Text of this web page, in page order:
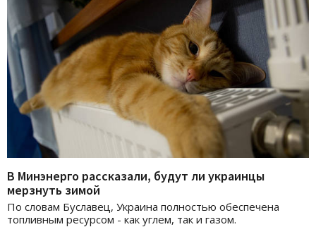
В Минэнерго рассказали, будут ли украинцы
мерзнуть зимой
По словам Буславец, Украина полностью обеспечена
топливным ресурсом - как углем, так и газом.